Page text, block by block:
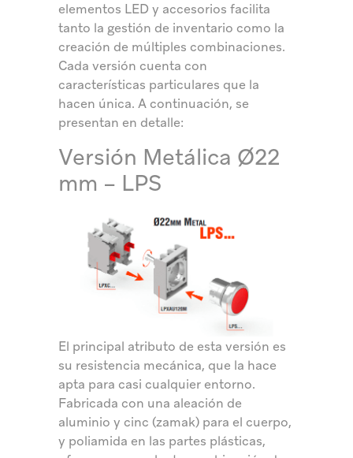
elementos LED y accesorios facilita
tanto la gestión de inventario como la
creación de múltiples combinaciones.
Cada versión cuenta con
características particulares que la
hacen única. A continuación, se
presentan en detalle:
Versión Metálica Ø22
mm – LPS
El principal atributo de esta versión es
su resistencia mecánica, que la hace
apta para casi cualquier entorno.
Fabricada con una aleación de
aluminio y cinc (zamak) para el cuerpo,
y poliamida en las partes plásticas,